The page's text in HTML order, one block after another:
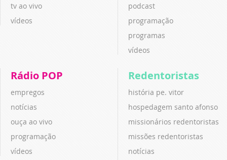
tv ao vivo
vídeos
podcast
programação
programas
vídeos
Rádio POP
empregos
notícias
ouça ao vivo
programação
vídeos
Redentoristas
história pe. vitor
hospedagem santo afonso
missionários redentoristas
missões redentoristas
notícias